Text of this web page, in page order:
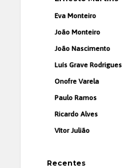
Eva Monteiro
João Monteiro
João Nascimento
Luís Grave Rodrigues
Onofre Varela
Paulo Ramos
Ricardo Alves
Vítor Julião
Recentes